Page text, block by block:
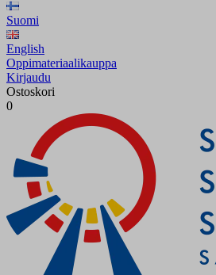
Suomi
English
Oppimateriaalikauppa
Kirjaudu
Ostoskori
0